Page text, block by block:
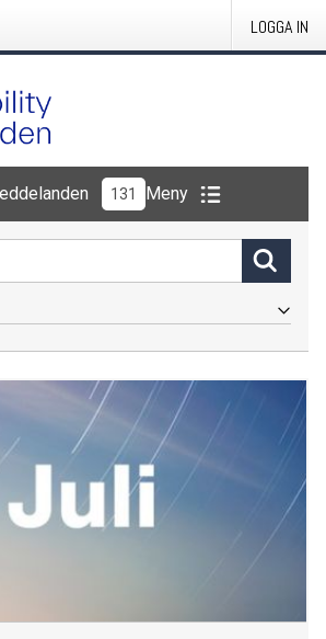
LOGGA IN
131 Meny